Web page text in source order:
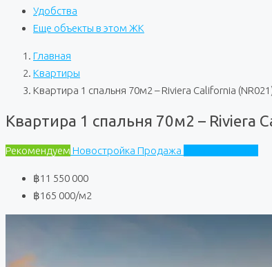
Удобства
Еще объекты в этом ЖК
Главная
Квартиры
Квартира 1 спальня 70м2 – Riviera California
Квартира 1 спальня 70м2 – Riviera
Рекомендуем Новостройка Продажа
฿11 550 000
฿165 000/м2